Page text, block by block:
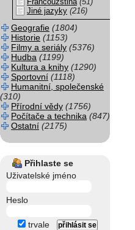
Francouzština (51)
Jiné jazyky (216)
Geografie (1804)
Historie (1153)
Filmy a seriály (5376)
Hudba (1199)
Kultura a knihy (1290)
Sportovní (1118)
Humanitní, společenské
(310)
Přírodní vědy (1756)
Počítače a technika (847)
Ostatní (2175)
Přihlaste se
Uživatelské jméno
Heslo
trvale